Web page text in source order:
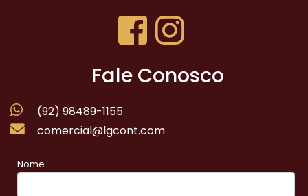
Fale Conosco
(92) 98489-1155
comercial@lgcont.com
Nome